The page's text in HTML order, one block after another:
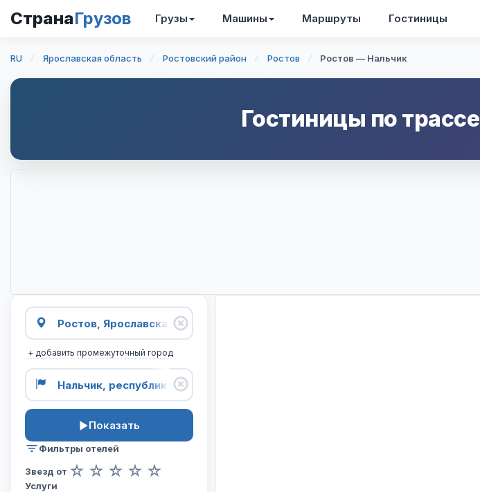
СтранаГрузов Грузы Машины Маршруты Гостиницы
RU Ярославская область Ростовский район Ростов Ростов — Нальчик
Гостиницы по трассе
+ добавить промежуточный город
Показать
Фильтры отелей
Звезд от ☆ ☆ ☆ ☆ ☆
Услуги